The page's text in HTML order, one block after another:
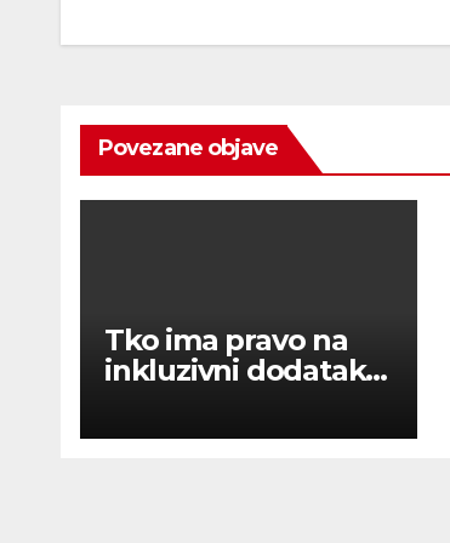
Povezane objave
Tko ima pravo na
inkluzivni dodatak?
eura